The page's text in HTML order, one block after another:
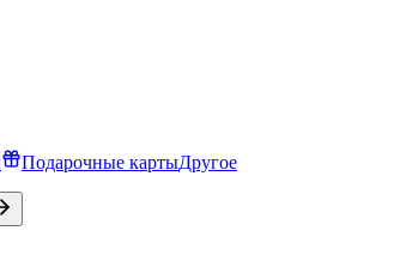
Подарочные картыДругое